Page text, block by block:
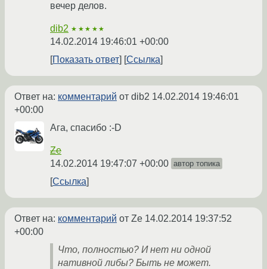
вечер делов.
dib2 ★★★★★
14.02.2014 19:46:01 +00:00
Показать ответ
Ссылка
Ответ на: комментарий от dib2 14.02.2014 19:46:01
+00:00
Ага, спасибо :-D
Ze
14.02.2014 19:47:07 +00:00 автор топика
Ссылка
Ответ на: комментарий от Ze 14.02.2014 19:37:52
+00:00
Что, полностью? И нет ни одной
нативной либы? Быть не может.